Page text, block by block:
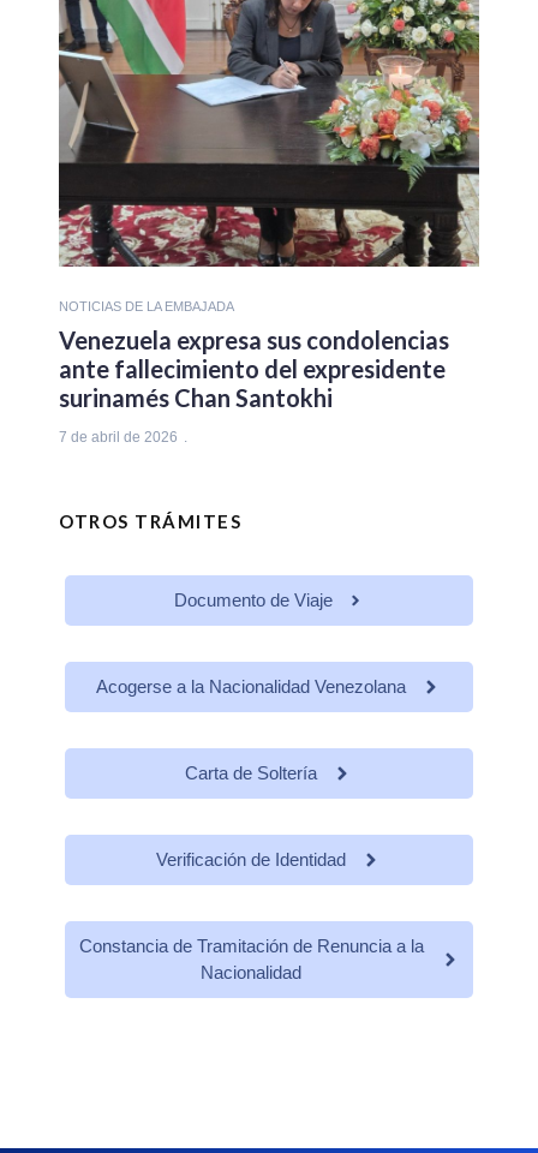
NOTICIAS DE LA EMBAJADA
Venezuela expresa sus condolencias
ante fallecimiento del expresidente
surinamés Chan Santokhi
7 de abril de 2026
OTROS TRÁMITES
Documento de Viaje
Acogerse a la Nacionalidad Venezolana
Carta de Soltería
Verificación de Identidad
Constancia de Tramitación de Renuncia a la
Nacionalidad